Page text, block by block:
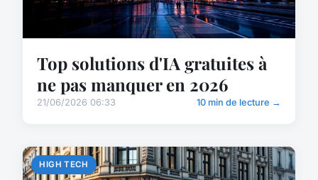
Top solutions d'IA gratuites à
ne pas manquer en 2026
21/06/2026 06:33 10 min de lecture →
HIGH TECH